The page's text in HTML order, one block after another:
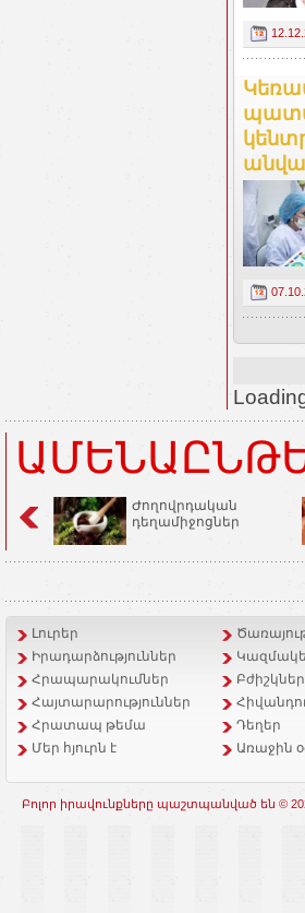
Ժողովրդական
դեղամիջոցներ
Լուրեր
Իրադարձություններ
Հրապարակումներ
Բժիշկներ
Հայտարարություններ
Հրատապ թեմա
Դեղեր
Մեր հյուրն է
Առաջին
Բոլոր իրավունքները պաշտպանված են ©